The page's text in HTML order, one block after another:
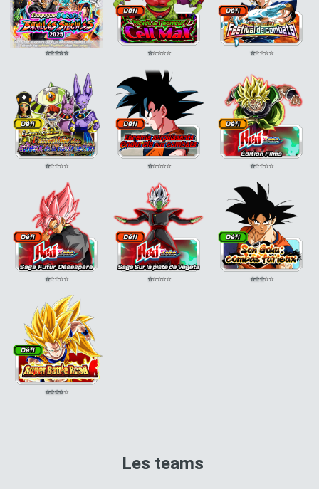
⭐⭐⭐⭐⭐ ⭐⭐⭐⭐⭐ ⭐⭐⭐⭐⭐
⭐⭐⭐⭐⭐ ⭐⭐⭐⭐⭐ ⭐⭐⭐⭐⭐
⭐⭐⭐⭐⭐ ⭐⭐⭐⭐⭐ ⭐⭐⭐⭐⭐
⭐⭐⭐⭐⭐
Les teams